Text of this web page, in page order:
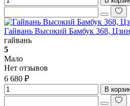
Гайвань Высокий Бамбук 368,
гайвань
5
Мало
Нет отзывов
6 680 ₽
В